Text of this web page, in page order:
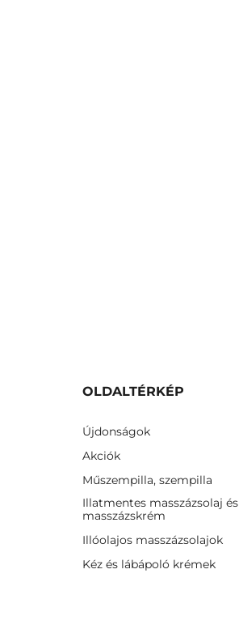
OLDALTÉRKÉP
Újdonságok
Akciók
Műszempilla, szempilla
Illatmentes masszázsolaj és
masszázskrém
Illóolajos masszázsolajok
Kéz és lábápoló krémek